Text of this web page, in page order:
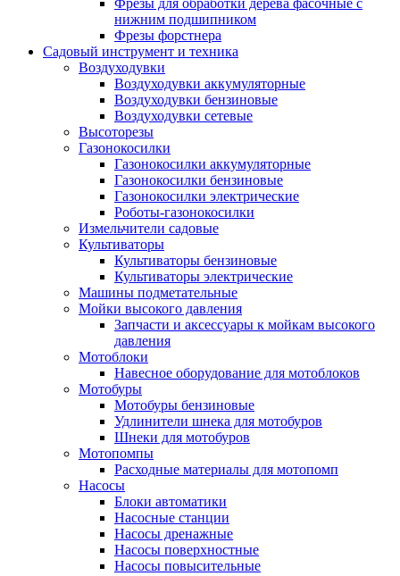
Фрезы для обработки дерева фасочные с
нижним подшипником
Фрезы форстнера
Садовый инструмент и техника
Воздуходувки
Воздуходувки аккумуляторные
Воздуходувки бензиновые
Воздуходувки сетевые
Высоторезы
Газонокосилки
Газонокосилки аккумуляторные
Газонокосилки бензиновые
Газонокосилки электрические
Роботы-газонокосилки
Измельчители садовые
Культиваторы
Культиваторы бензиновые
Культиваторы электрические
Машины подметательные
Мойки высокого давления
Запчасти и аксессуары к мойкам высокого
давления
Мотоблоки
Навесное оборудование для мотоблоков
Мотобуры
Мотобуры бензиновые
Удлинители шнека для мотобуров
Шнеки для мотобуров
Мотопомпы
Расходные материалы для мотопомп
Насосы
Блоки автоматики
Насосные станции
Насосы дренажные
Насосы поверхностные
Насосы повысительные